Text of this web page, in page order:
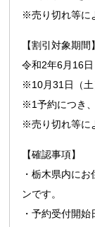
※売り切れ等に
【割引対象期間】
令和2年6月16
※10月31日（土
※1予約につき
※売り切れ等に
【確認事項】
・栃木県内に
ンです。
・予約受付開